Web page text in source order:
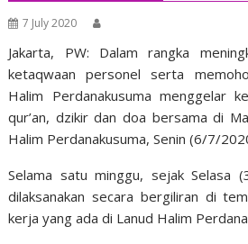
7 July 2020
Jakarta, PW: Dalam rangka
ketaqwaan personel serta
Halim Perdanakusuma menggelar
qur’an, dzikir dan doa bersama di
Halim Perdanakusuma, Senin (6/7/
Selama satu minggu, sejak Selasa
dilaksanakan secara bergiliran di
kerja yang ada di Lanud Halim